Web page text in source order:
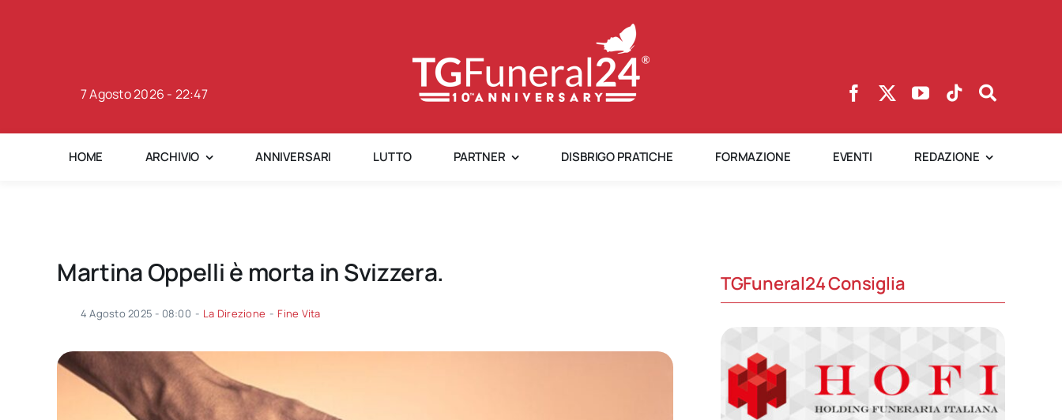
7 Agosto 2026 - 22:47
HOME ARCHIVIO ANNIVERSARI LUTTO PARTNER DISBRIGO PRATICHE FORMAZIONE EVENTI REDAZIONE
Martina Oppelli è morta in Svizzera.
4 Agosto 2025 - 08:00 - La Direzione - Fine Vita
TGFuneral24 Consiglia